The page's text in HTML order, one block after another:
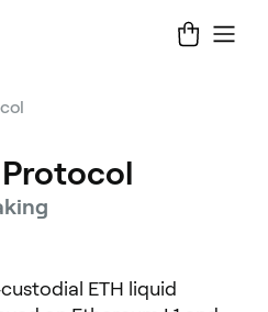
ETH liquid